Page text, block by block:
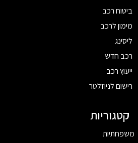
ביטוח רכב
מימון לרכב
ליסינג
רכב חדש
ייעוץ רכב
רישום לניוזלטר
קטגוריות
משפחתיות